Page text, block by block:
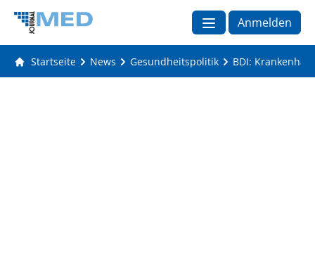
Anmelden
Startseite News Gesundheitspolitik BDI: